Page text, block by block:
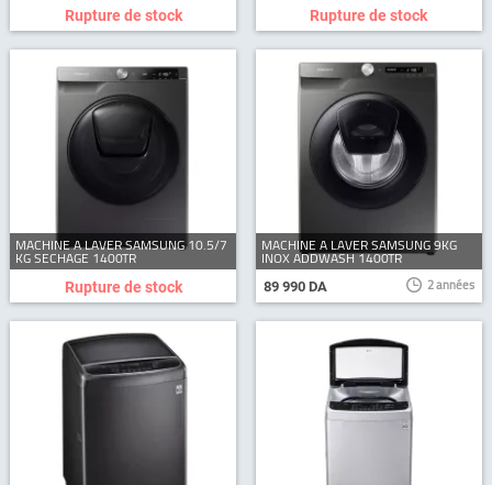
Rupture de stock Rupture de stock
MACHINE A LAVER SAMSUNG 10.5/7
KG SECHAGE 1400TR
Rupture de stock
MACHINE A LAVER SAMSUNG 9KG
INOX ADDWASH 1400TR
89 990 DA 2 années